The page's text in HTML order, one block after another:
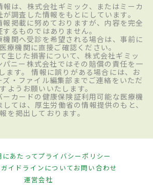
は、株式会社ギミック、またはミーカ
調査した情報をもとにしています。
掲載に努めておりますが、内容を完全
するものではありません。
関へ受診を希望される場合は、事前に
療機関に直接ご確認ください。
生じた損害について、株式会社ギミッ
パニー株式会社ではその賠償の責任を一
ます。 情報に誤りがある場合には、お
・ファイル編集部までご連絡をいただ
ようお願いいたします。
カードの健康保険証利用可能な医療機
ては、厚生労働省の情報提供のもと、
を掲出しております。
にあたってプライバシーポリシー
イドラインについてお問い合わせ
運営会社